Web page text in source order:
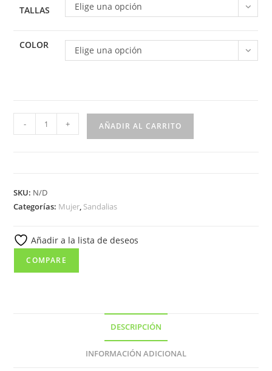
TALLAS Elige una opción
COLOR Elige una opción
Sandalia
de
mujer
modelo
cantidad
- + AÑADIR AL CARRITO
SKU: N/D
Categorías: Mujer, Sandalias
Añadir a la lista de deseos
COMPARE
DESCRIPCIÓN
INFORMACIÓN ADICIONAL